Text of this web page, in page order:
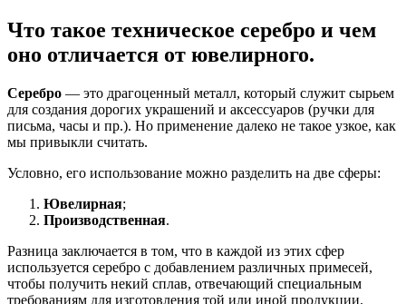
Что такое техническое серебро и чем
оно отличается от ювелирного.
Серебро — это драгоценный металл, который служит сырьем
для создания дорогих украшений и аксессуаров (ручки для
письма, часы и пр.). Но применение далеко не такое узкое, как
мы привыкли считать.
Условно, его использование можно разделить на две сферы:
Ювелирная;
Производственная.
Разница заключается в том, что в каждой из этих сфер
используется серебро с добавлением различных примесей,
чтобы получить некий сплав, отвечающий специальным
требованиям для изготовления той или иной продукции.